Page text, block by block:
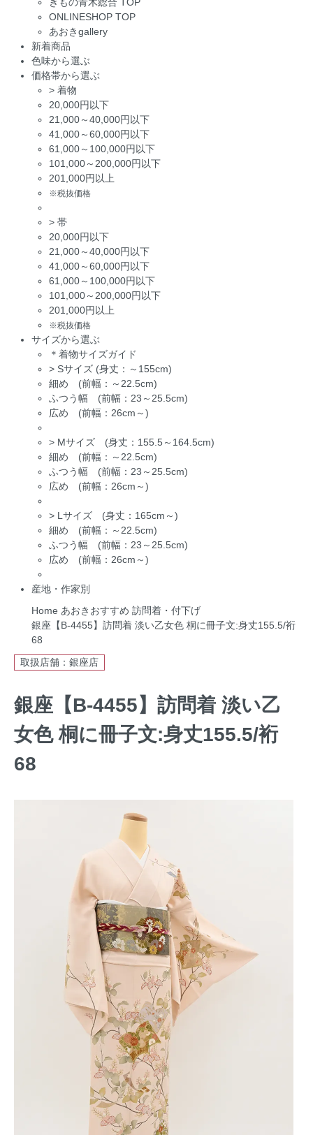
ONLINESHOP TOP
あおきgallery
新着商品
色味から選ぶ
価格帯から選ぶ
> 着物
20,000円以下
21,000～40,000円以下
41,000～60,000円以下
61,000～100,000円以下
101,000～200,000円以下
201,000円以上
※税抜価格
> 帯
20,000円以下
21,000～40,000円以下
41,000～60,000円以下
61,000～100,000円以下
101,000～200,000円以下
201,000円以上
※税抜価格
サイズから選ぶ
＊着物サイズガイド
> Sサイズ (身丈：～155cm)
細め (前幅：～22.5cm)
ふつう幅 (前幅：23～25.5cm)
広め (前幅：26cm～)
> Mサイズ (身丈：155.5～164.5cm)
細め (前幅：～22.5cm)
ふつう幅 (前幅：23～25.5cm)
広め (前幅：26cm～)
> Lサイズ (身丈：165cm～)
細め (前幅：～22.5cm)
ふつう幅 (前幅：23～25.5cm)
広め (前幅：26cm～)
産地・作家別
Home あおきおすすめ 訪問着・付下げ
銀座【B-4455】訪問着 淡い乙女色 桐に冊子文:身丈155.5/裄
68
取扱店舗：銀座店
銀座【B-4455】訪問着 淡い乙
女色 桐に冊子文:身丈155.5/裄
68